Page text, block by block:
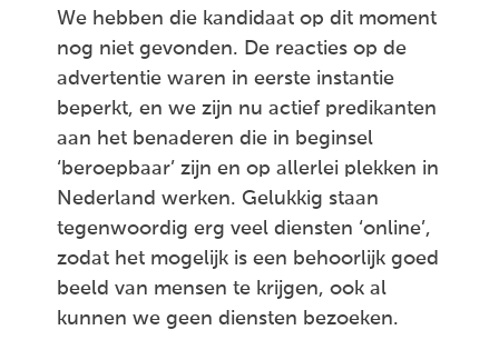
We hebben die kandidaat op dit moment
nog niet gevonden. De reacties op de
advertentie waren in eerste instantie
beperkt, en we zijn nu actief predikanten
aan het benaderen die in beginsel
‘beroepbaar’ zijn en op allerlei plekken in
Nederland werken. Gelukkig staan
tegenwoordig erg veel diensten ‘online’,
zodat het mogelijk is een behoorlijk goed
beeld van mensen te krijgen, ook al
kunnen we geen diensten bezoeken.